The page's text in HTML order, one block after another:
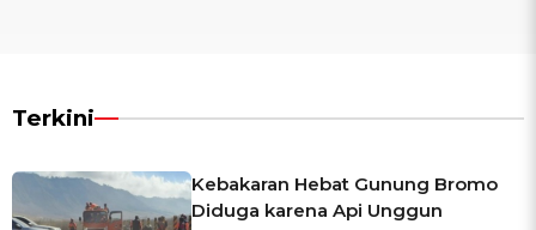
Terkini
Kebakaran Hebat Gunung Bromo
Diduga karena Api Unggun